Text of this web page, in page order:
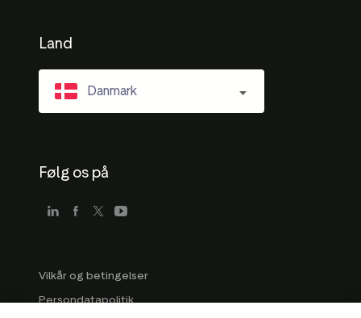
Land
Danmark
Følg os på
Vilkår og betingelser
Persondatapolitik